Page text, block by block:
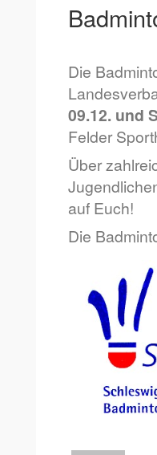
Die
09.12. und
Felder
Über
auf Euch!
Die